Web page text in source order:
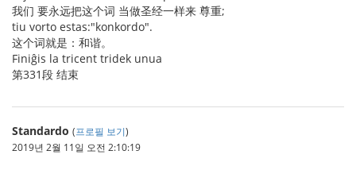
我们 要永远把这个词 当做圣经一样来 尊重;
tiu vorto estas:"konkordo".
这个词就是：和谐。
Finiĝis la tricent tridek unua
第331段 结束
Standardo (프로필 보기)
2019년 2월 11일 오전 2:10:19